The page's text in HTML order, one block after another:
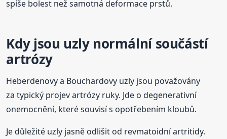
spíše bolest než samotná deformace prstů.
Kdy jsou uzly normální součástí
artrózy
Heberdenovy a Bouchardovy uzly jsou považovány
za typický projev artrózy ruky. Jde o degenerativní
onemocnění, které souvisí s opotřebením kloubů.
Je důležité uzly jasně odlišit od revmatoidní artritidy.